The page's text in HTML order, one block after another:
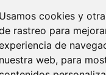
Usamos cookies y
rastreo para
de
nuestra web, para
a Trees.org
plantamos un árbol. Leer